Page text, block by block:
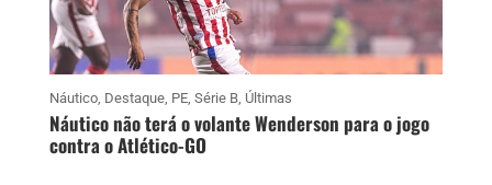
Náutico, Destaque, PE, Série B, Últimas
Náutico não terá o volante Wenderson para o jogo
contra o Atlético-GO